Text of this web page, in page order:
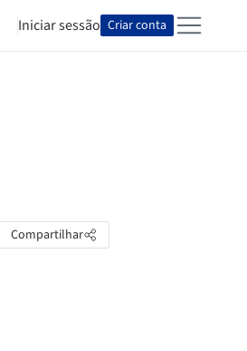
Iniciar sessão Criar conta
Compartilhar